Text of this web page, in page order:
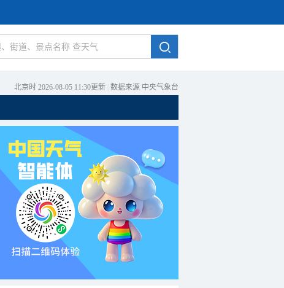
北京时 2026-08-05 11:30更新 数据来源 中央气象台